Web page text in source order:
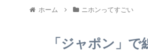
ホーム ニホンってすごい
「ジャポン」で